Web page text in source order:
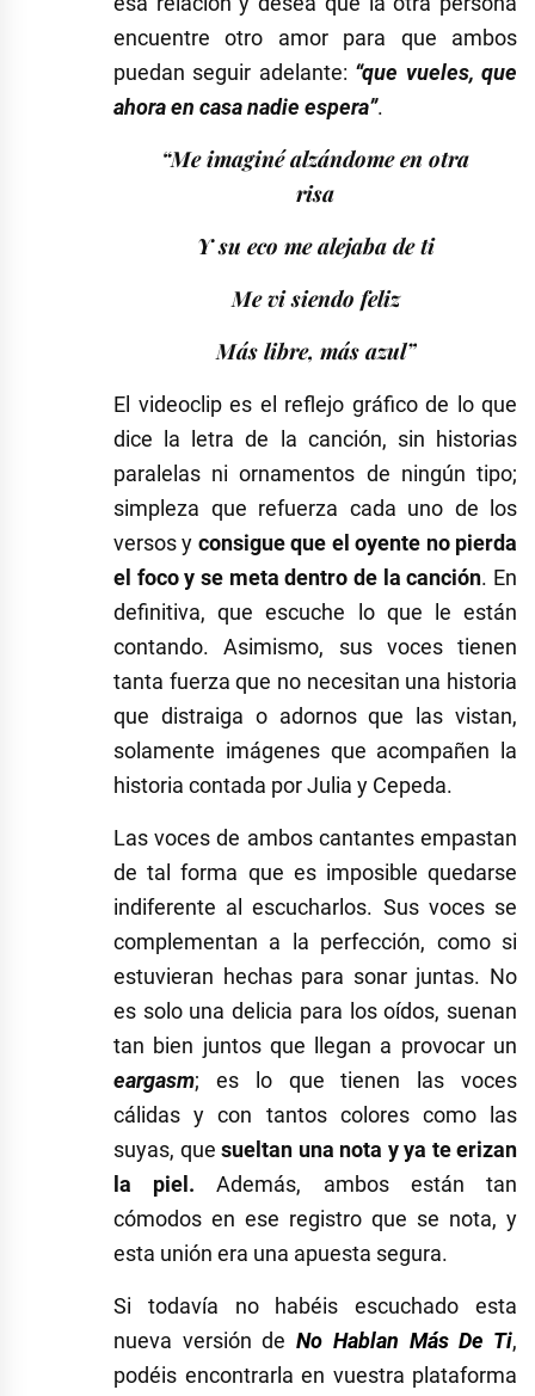
encuentre otro amor para que ambos
puedan seguir adelante: “que vueles, que
ahora en casa nadie espera”.
“Me imaginé alzándome en otra
risa
Y su eco me alejaba de ti
Me vi siendo feliz
Más libre, más azul”
El videoclip es el reflejo gráfico de lo que
dice la letra de la canción, sin historias
paralelas ni ornamentos de ningún tipo;
simpleza que refuerza cada uno de los
versos y consigue que el oyente no pierda
el foco y se meta dentro de la canción. En
definitiva, que escuche lo que le están
contando. Asimismo, sus voces tienen
tanta fuerza que no necesitan una historia
que distraiga o adornos que las vistan,
solamente imágenes que acompañen la
historia contada por Julia y Cepeda.
Las voces de ambos cantantes empastan
de tal forma que es imposible quedarse
indiferente al escucharlos. Sus voces se
complementan a la perfección, como si
estuvieran hechas para sonar juntas. No
es solo una delicia para los oídos, suenan
tan bien juntos que llegan a provocar un
eargasm; es lo que tienen las voces
cálidas y con tantos colores como las
suyas, que sueltan una nota y ya te erizan
la piel. Además, ambos están tan
cómodos en ese registro que se nota, y
esta unión era una apuesta segura.
Si todavía no habéis escuchado esta
nueva versión deNo Hablan Más De Ti,
podéis encontrarla en vuestra plataforma